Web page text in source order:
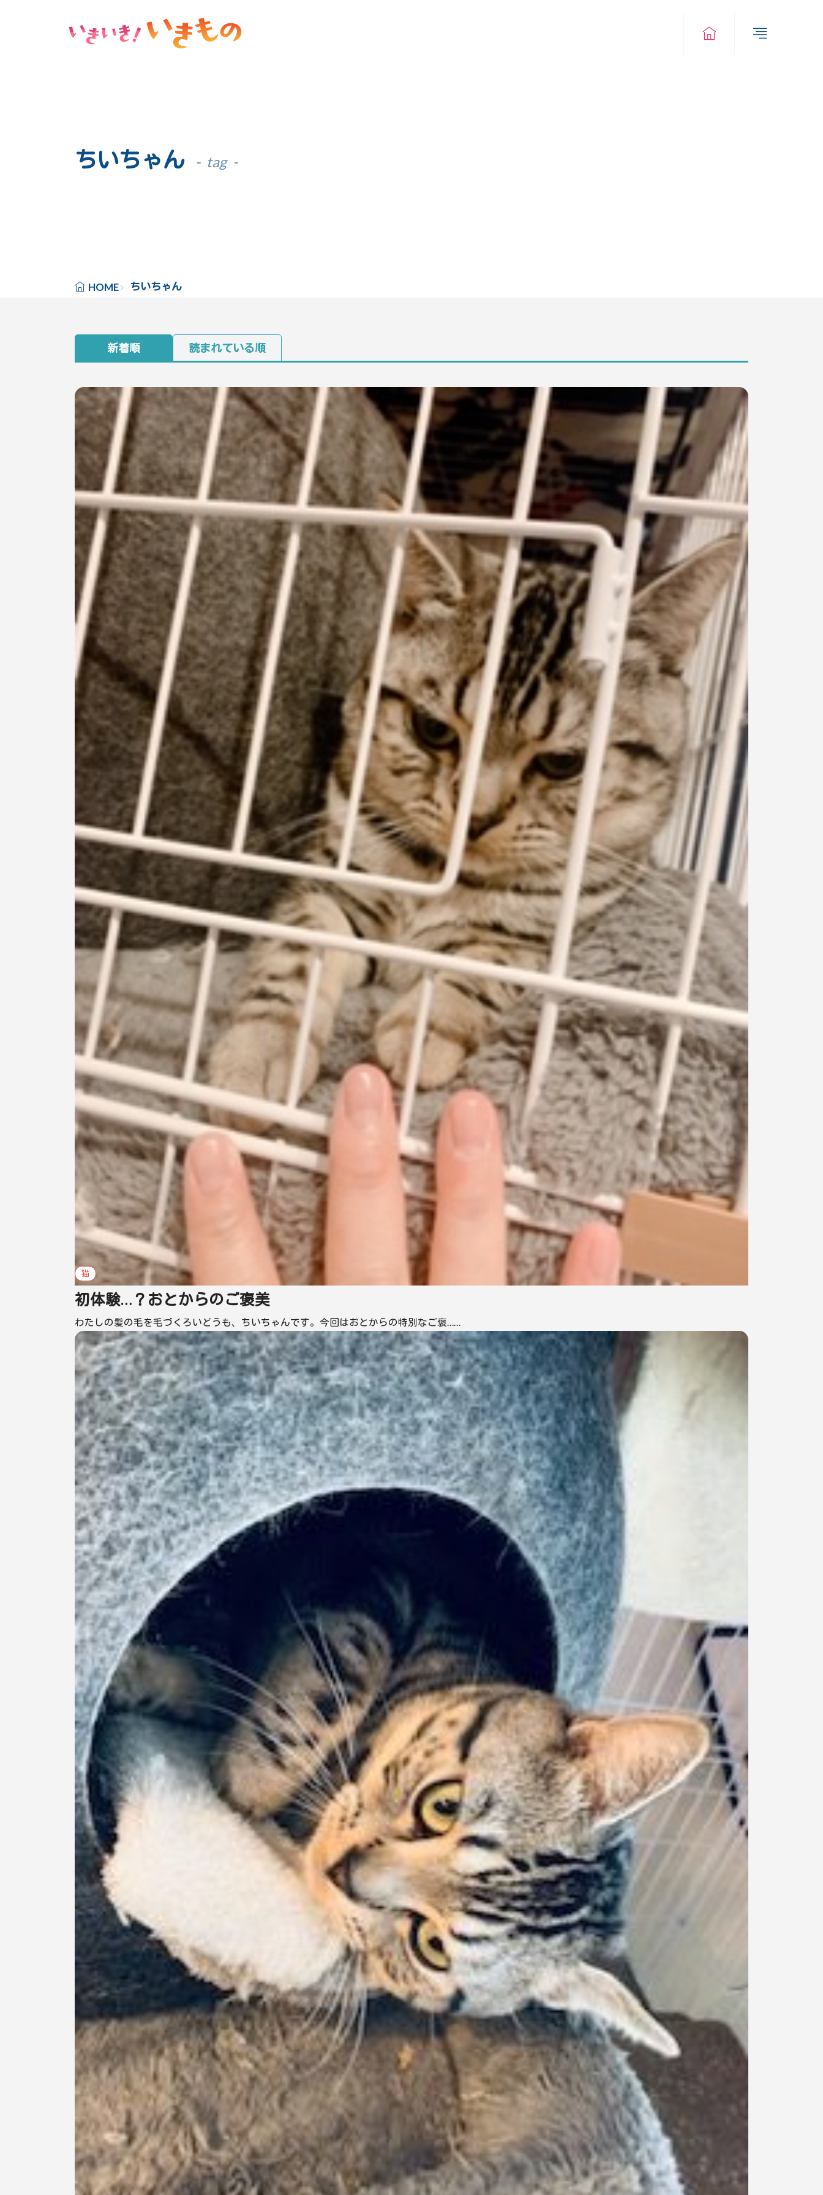
ちいちゃん tag
HOME ちいちゃん
新着順 読まれている順
猫
初体験…？おとからのご褒美
わたしの髪の毛を毛づくろいどうも、ちいちゃんです。今回はおとからの特別なご褒……